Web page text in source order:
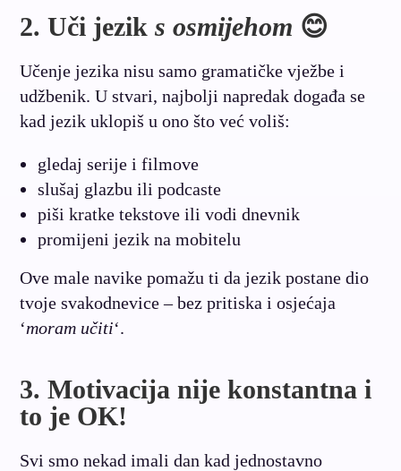
2. Uči jeziks osmijehom 😊
Učenje jezika nisu samo gramatičke vježbe i
udžbenik. U stvari, najbolji napredak događa se
kad jezik uklopiš u ono što već voliš:
gledaj serije i filmove
slušaj glazbu ili podcaste
piši kratke tekstove ili vodi dnevnik
promijeni jezik na mobitelu
Ove male navike pomažu ti da jezik postane dio
tvoje svakodnevice – bez pritiska i osjećaja
‘moram učiti‘.
3. Motivacija nije konstantna i
to je OK!
Svi smo nekad imali dan kad jednostavno